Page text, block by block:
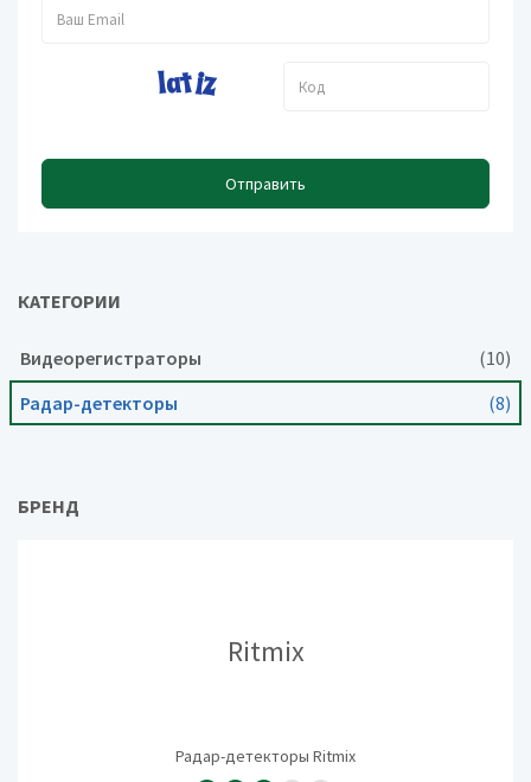
Отправить
КАТЕГОРИИ
Видеорегистраторы
(10)
Радар-детекторы
(8)
БРЕНД
Ritmix
Радар-детекторы Ritmix